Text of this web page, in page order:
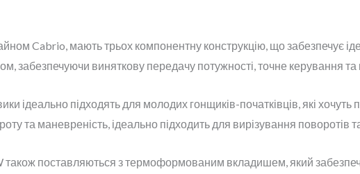
Cabrio, мають трьох компонентну конструкцію, що забезпечує
забезпечуючи виняткову передачу потужності, точне керування
ідеально підходять для молодих гонщиків-початківців, які хочуть
та маневреність, ідеально підходить для вирізування поворотів та
також поставляються з термоформованим вкладишем, який